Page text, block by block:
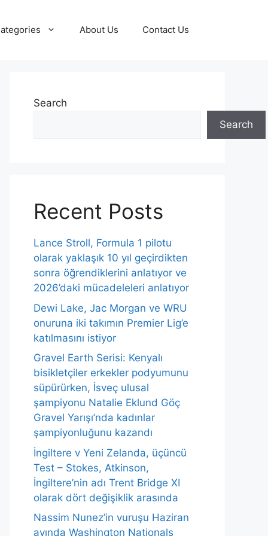
About Us Contact Us
Search
Search
Recent Posts
Lance Stroll, Formula 1 pilotu
olarak yaklaşık 10 yıl geçirdikten
sonra öğrendiklerini anlatıyor ve
2026’daki mücadeleleri anlatıyor
Dewi Lake, Jac Morgan ve WRU
onuruna iki takımın Premier Lig’e
katılmasını istiyor
Gravel Earth Serisi: Kenyalı
bisikletçiler erkekler podyumunu
süpürürken, İsveç ulusal
şampiyonu Natalie Eklund Göç
Gravel Yarışı’nda kadınlar
şampiyonluğunu kazandı
İngiltere v Yeni Zelanda, üçüncü
Test – Stokes, Atkinson,
İngiltere’nin adı Trent Bridge XI
olarak dört değişiklik arasında
Nassim Nunez’in vuruşu Haziran
ayında Washington Nationals